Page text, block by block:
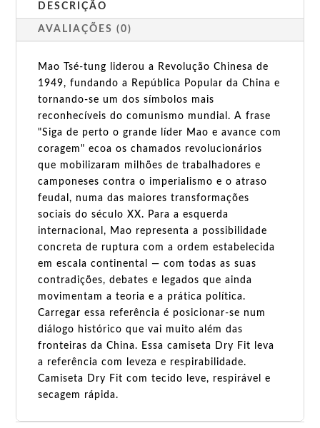
DESCRIÇÃO
AVALIAÇÕES (0)
Mao Tsé-tung liderou a Revolução Chinesa de
1949, fundando a República Popular da China e
tornando-se um dos símbolos mais
reconhecíveis do comunismo mundial. A frase
"Siga de perto o grande líder Mao e avance com
coragem" ecoa os chamados revolucionários
que mobilizaram milhões de trabalhadores e
camponeses contra o imperialismo e o atraso
feudal, numa das maiores transformações
sociais do século XX. Para a esquerda
internacional, Mao representa a possibilidade
concreta de ruptura com a ordem estabelecida
em escala continental — com todas as suas
contradições, debates e legados que ainda
movimentam a teoria e a prática política.
Carregar essa referência é posicionar-se num
diálogo histórico que vai muito além das
fronteiras da China. Essa camiseta Dry Fit leva
a referência com leveza e respirabilidade.
Camiseta Dry Fit com tecido leve, respirável e
secagem rápida.